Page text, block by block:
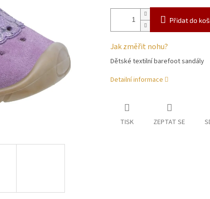
Přidat do
Jak změřit nohu?
Dětské textilní barefoot sandály
Detailní informace
TISK ZEPTAT SE